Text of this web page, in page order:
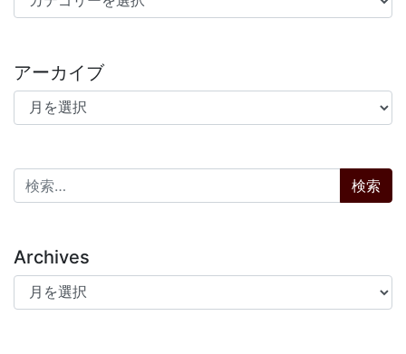
アーカイブ
アーカイブ
検索:
Archives
Archives